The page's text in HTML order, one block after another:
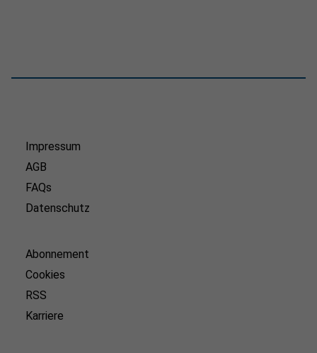
Impressum
AGB
FAQs
Datenschutz
Abonnement
Cookies
RSS
Karriere